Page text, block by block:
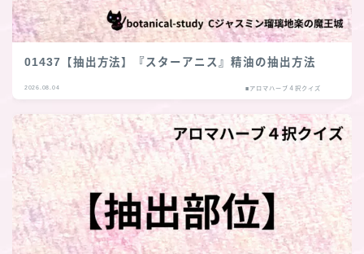
01437【抽出方法】『スターアニス』精油の抽出方法
2026.08.04 ■アロマハーブ４択クイズ